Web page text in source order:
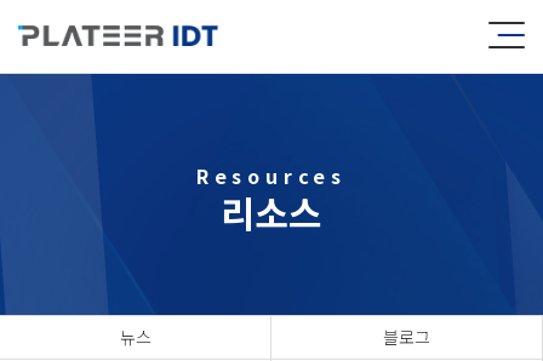
Resources
리소스
뉴스
블로그